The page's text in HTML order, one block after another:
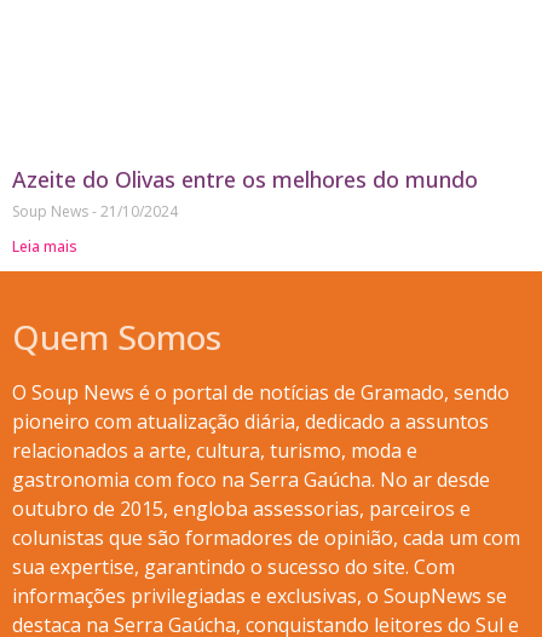
Azeite do Olivas entre os melhores do mundo
Soup News 21/10/2024
Leia mais
Quem Somos
O Soup News é o portal de notícias de Gramado, sendo
pioneiro com atualização diária, dedicado a assuntos
relacionados a arte, cultura, turismo, moda e
gastronomia com foco na Serra Gaúcha. No ar desde
outubro de 2015, engloba assessorias, parceiros e
colunistas que são formadores de opinião, cada um com
sua expertise, garantindo o sucesso do site. Com
informações privilegiadas e exclusivas, o SoupNews se
destaca na Serra Gaúcha, conquistando leitores do Sul e